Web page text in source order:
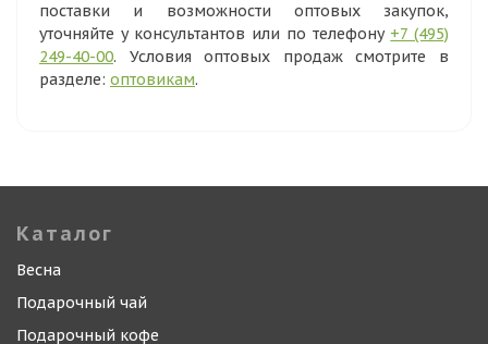
поставки и возможности оптовых закупок,
уточняйте у консультантов или по телефону +7 (495)
249-40-00. Условия оптовых продаж смотрите в
разделе: оптовикам.
Каталог
Весна
Подарочный чай
Подарочный кофе